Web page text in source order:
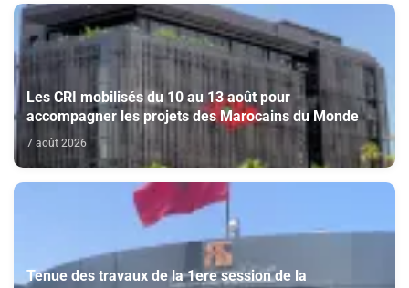
Les CRI mobilisés du 10 au 13 août pour
accompagner les projets des Marocains du Monde
7 août 2026
Tenue des travaux de la 1ere session de la